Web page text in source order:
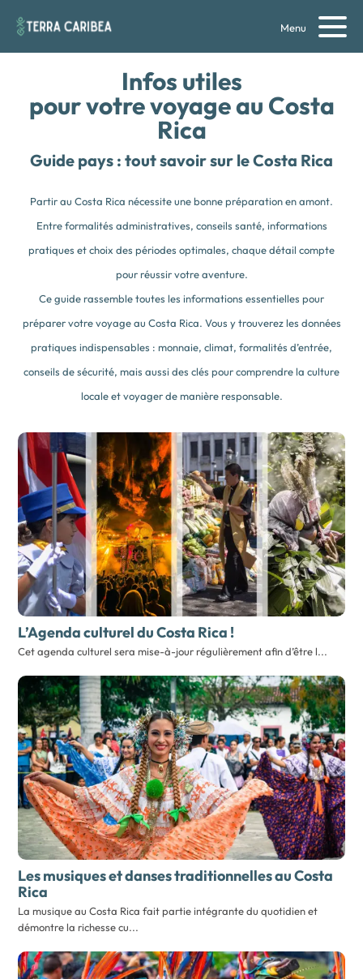
Menu
Infos utiles
pour votre voyage au Costa
Rica
Guide pays : tout savoir sur le Costa Rica
Partir au Costa Rica nécessite une bonne préparation en amont.
Entre formalités administratives, conseils santé, informations
pratiques et choix des périodes optimales, chaque détail compte
pour réussir votre aventure.
Ce guide rassemble toutes les informations essentielles pour
préparer votre voyage au Costa Rica. Vous y trouverez les données
pratiques indispensables : monnaie, climat, formalités d’entrée,
conseils de sécurité, mais aussi des clés pour comprendre la culture
locale et voyager de manière responsable.
L’Agenda culturel du Costa Rica !
Cet agenda culturel sera mise-à-jour régulièrement afin d’être l...
Les musiques et danses traditionnelles au Costa
Rica
La musique au Costa Rica fait partie intégrante du quotidien et
démontre la richesse cu...